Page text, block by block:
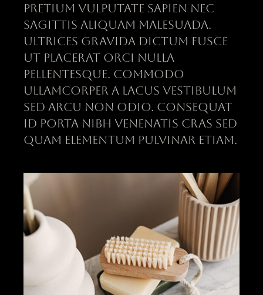
pretium vulputate sapien nec
sagittis aliquam malesuada.
Ultrices gravida dictum fusce
ut placerat orci nulla
pellentesque. Commodo
ullamcorper a lacus vestibulum
sed arcu non odio. Consequat
id porta nibh venenatis cras sed
quam elementum pulvinar etiam.